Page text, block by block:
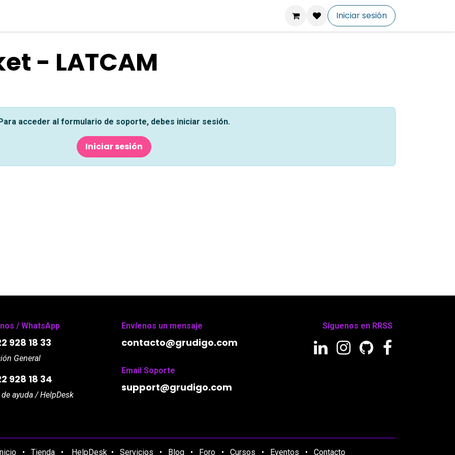
Iniciar sesión
- LATCAM
acceder al formulario de soporte, debes iniciar sesión.
Iniciar sesión
/ WhatsApp
928 18 33
General
928 18 34
ayuda / HelpDesk
Envíenos un mensaje
contacto@grudigo.com
Email Soporte
support@grudigo.com
Síguenos en RRSS
• Tienda • HelpDesk • Servicios • Blog • Foro • Cursos • Eventos • Contacto